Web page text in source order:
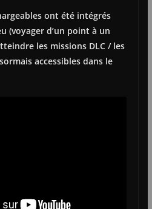
ont été intégrés
(voyager d’un point à un
les missions DLC / les
accessibles dans le